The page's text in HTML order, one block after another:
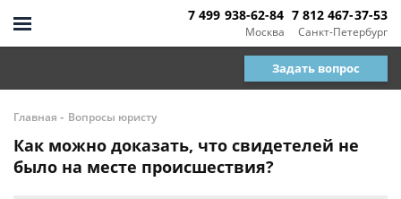
Москва
7 499 938-62-84
Санкт-Петербург
7 812 467-37-53
Задать вопрос
Главная - Вопросы юристу
Как можно доказать, что свидетелей не
было на месте происшествия?